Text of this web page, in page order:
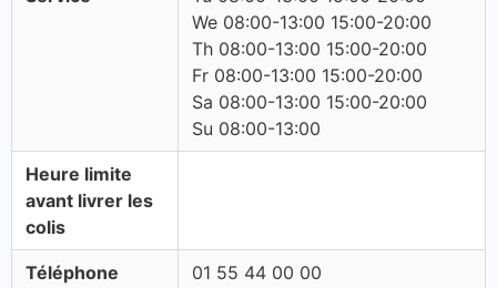
We 08:00-13:00 15:00-20:00
Th 08:00-13:00 15:00-20:00
Fr 08:00-13:00 15:00-20:00
Sa 08:00-13:00 15:00-20:00
Su 08:00-13:00
Heure limite
avant livrer les
colis
Téléphone 01 55 44 00 00